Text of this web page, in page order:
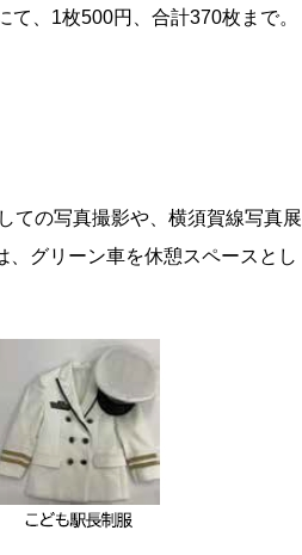
、1枚500円、合計370枚まで。
ての写真撮影や、横須賀線写真展
グリーン車を休憩スペースとし